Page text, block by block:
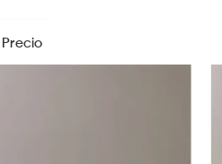
Precio